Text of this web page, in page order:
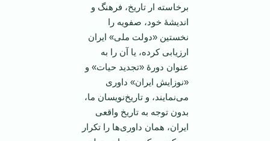
برخاسته ار تاریخ، فرهنگ و
اندیشۀ خود، صفویه را
نخستین «دولت ملی» ایران
ارزیابی کرده، یا آن را به
عنوان دورۀ «تجدید حیات» و
«نوزایش ایران» داوری
می‌نمایند، و تاریخ‌نویسان ما،
بدون ‌توجه به تاریخ واقعی
ایران، همان داوری‌ها را تکرار